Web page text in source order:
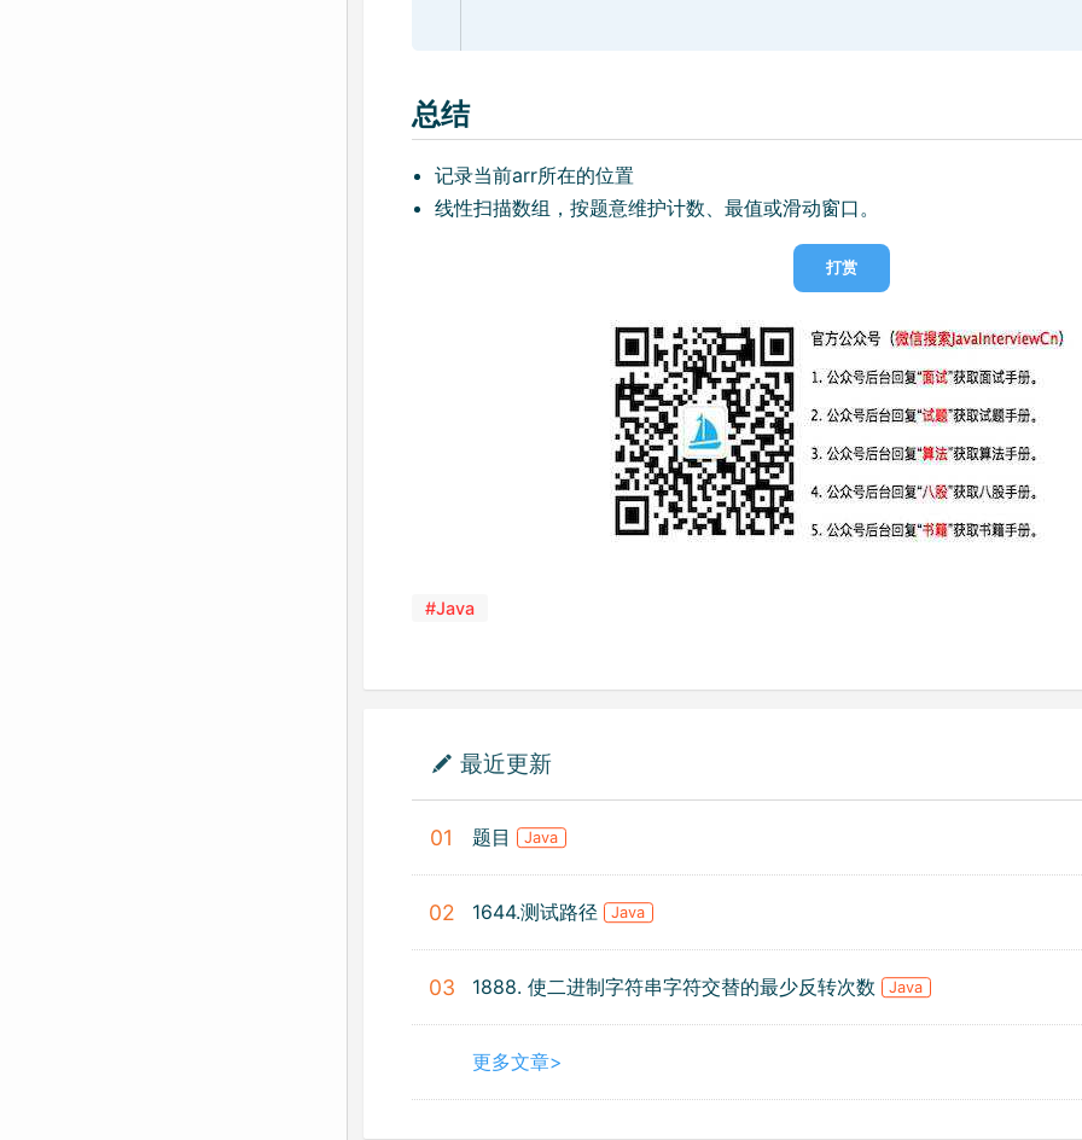
总结
记录当前arr所在的位置
线性扫描数组，按题意维护计数、最值或滑动窗口。
打赏
#Java
最近更新
01 题目 Java
02 1644.测试路径 Java
03 1888. 使二进制字符串字符交替的最少反转次数 Java
更多文章>